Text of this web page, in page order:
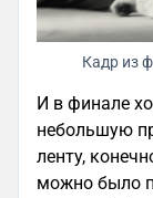
Кадр из
И в финале
небольшую
ленту,
можно было